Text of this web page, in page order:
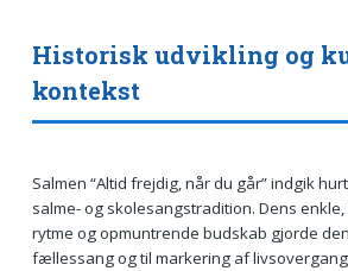
Historisk udvikling og
kontekst
Salmen “Altid frejdig, når du går” indgik
salme- og skolesangstradition. Dens
rytme og opmuntrende budskab gjorde
fællessang og til markering af